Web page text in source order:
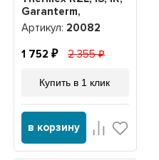
Garanterm,
Electrolux EWH,
нерж. + анод,
20082
Артикул: 20082
1 752 2 355
Купить в 1 клик
в корзину